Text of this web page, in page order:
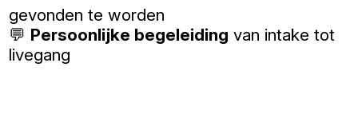
gevonden te worden
💬 Persoonlijke begeleiding van intake tot
livegang